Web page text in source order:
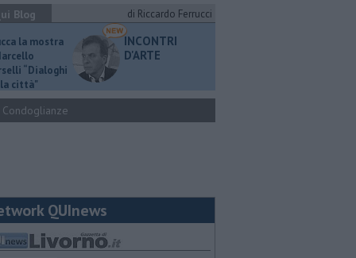
Blog di Riccardo Ferrucci
la mostra
“Dialoghi
città"
INCONTRI
D'ARTE
Condoglianze
QUInews